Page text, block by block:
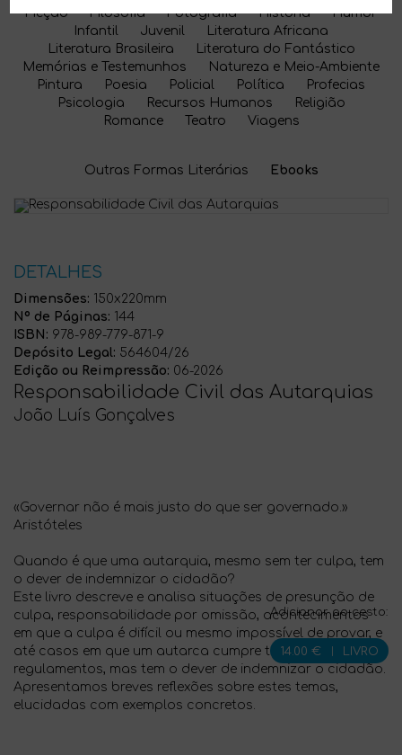
Ficção
Filosofia Fotografia História
Humor
Infantil
Juvenil
Literatura Africana
Literatura Brasileira
Literatura do Fantástico
Memórias e Testemunhos
Natureza e Meio-Ambiente
Pintura
Poesia Policial Política
Profecias
Psicologia
Recursos Humanos
Religião
Romance
Teatro Viagens
Outras Formas Literárias Ebooks
DETALHES
Dimensões: 150x220mm
Nº de Páginas: 144
ISBN: 978-989-779-871-9
Depósito Legal: 564604/26
Edição ou Reimpressão: 06-2026
Responsabilidade Civil das Autarquias
João Luís Gonçalves
«Governar não é mais justo do que ser governado.»
Aristóteles
Quando é que uma autarquia, mesmo sem ter culpa, tem
o dever de indemnizar o cidadão?
Este livro descreve e analisa situações de presunção de
culpa, responsabilidade por omissão, acontecimentos
em que a culpa é difícil ou mesmo impossível de provar, e
até casos em que um autarca cumpre todas as leis e
regulamentos, mas tem o dever de indemnizar o cidadão.
Apresentamos breves reflexões sobre estes temas,
elucidadas com exemplos concretos.
Adicionar ao cesto:
14.00 € LIVRO